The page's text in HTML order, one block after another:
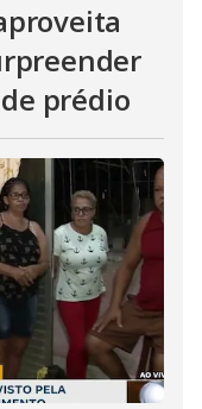
prédio